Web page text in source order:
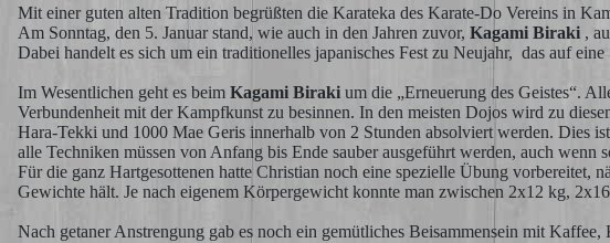
Mit einer guten alten Tradition begrüßten die Karateka des Karate-Do Vereins in
Am Sonntag, den 5. Januar stand, wie auch in den Jahren zuvor, Kagami Biraki ,
Dabei handelt es sich um ein traditionelles japanisches Fest zu Neujahr, das auf
Im Wesentlichen geht es beim Kagami Biraki um die „Erneuerung des Geistes“.
Verbundenheit mit der Kampfkunst zu besinnen. In den meisten Dojos wird zu
Hara-Tekki und 1000 Mae Geris innerhalb von 2 Stunden absolviert werden. Dies
alle Techniken müssen von Anfang bis Ende sauber ausgeführt werden, auch wenn
Für die ganz Hartgesottenen hatte Christian noch eine spezielle Übung
Gewichte hält. Je nach eigenem Körpergewicht konnte man zwischen 2x12 kg,
Nach getaner Anstrengung gab es noch ein gemütliches Beisammensein mit